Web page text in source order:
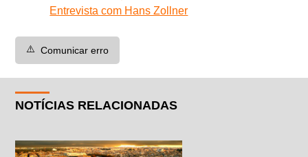
Entrevista com Hans Zollner
⚠️ Comunicar erro
NOTÍCIAS RELACIONADAS